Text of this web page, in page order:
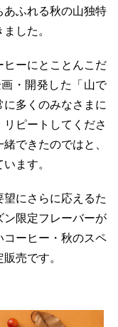
あふれる秋の山独特
した。
ヒーにとことんこだ
・開発した「山で
多くのみなさまに
ピートしてくださ
できたのではと、
ます。
にさらに応えるた
限定フレーバーが
ーヒー・秋のスペ
売です。